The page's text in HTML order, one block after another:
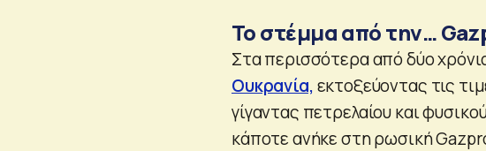
Το στέμμα από την…
Στα περισσότερα από δύο
Ουκρανία,εκτοξεύοντας τις
γίγαντας πετρελαίου και
κάποτε ανήκε στη ρωσική